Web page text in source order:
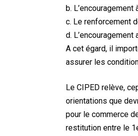
b. L’encouragement
c. Le renforcement
d.
A cet égard, il
assurer les
Le CIPED relève,
orientations que
pour le commerce
restitution entre le